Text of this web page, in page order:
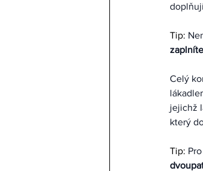
Tip:
Celý
jejichž
který
Tip: